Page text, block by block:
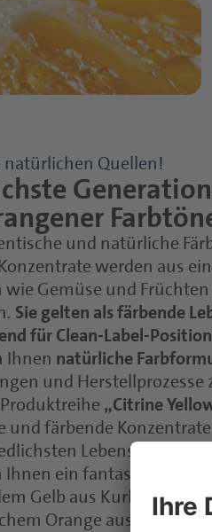
natürlichen Quellen!
und natürliche
werden aus
wie Gemüse und
Sie gelten als färbende
für Clean-Label-
Ihnen natürliche
und Herstellprozesse
„Citrine
und färbende
Lebensmittel-
Ihnen ein fantastisches
Gelb aus Kurkuma
Orange aus Paprika